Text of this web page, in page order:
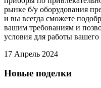
рынке б/у оборудования
и вы всегда сможете
вашим требованиям и
условия для работы вашего
17 Апрель 2024
Новые поделки